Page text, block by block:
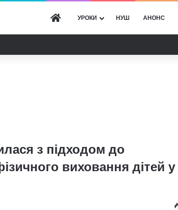
ГОЛОВНА
УРОКИ НУШ АНОНС
з підходом до
виховання дітей у